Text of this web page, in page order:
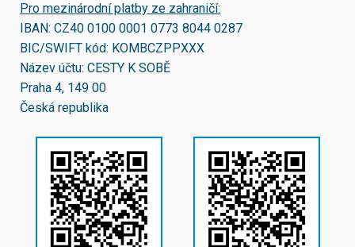
Pro mezinárodní platby ze zahraničí:
IBAN: CZ40 0100 0001 0773 8044 0287
BIC/SWIFT kód: KOMBCZPPXXX
Název účtu: CESTY K SOBĚ
Praha 4, 149 00
Česká republika